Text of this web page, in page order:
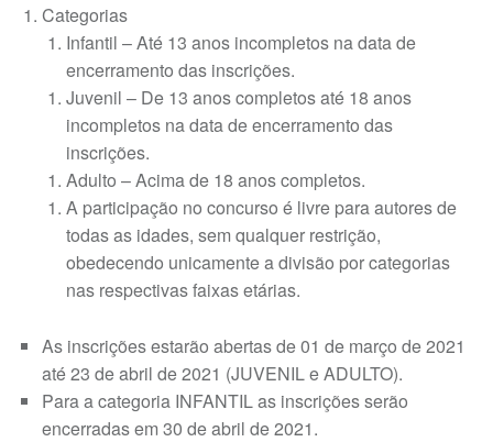
Categorias
Infantil – Até 13 anos incompletos na data de
encerramento das inscrições.
Juvenil – De 13 anos completos até 18 anos
incompletos na data de encerramento das
inscrições.
Adulto – Acima de 18 anos completos.
A participação no concurso é livre para autores de
todas as idades, sem qualquer restrição,
obedecendo unicamente a divisão por categorias
nas respectivas faixas etárias.
As inscrições estarão abertas de 01 de março de 2021
até 23 de abril de 2021 (JUVENIL e ADULTO).
Para a categoria INFANTIL as inscrições serão
encerradas em 30 de abril de 2021.